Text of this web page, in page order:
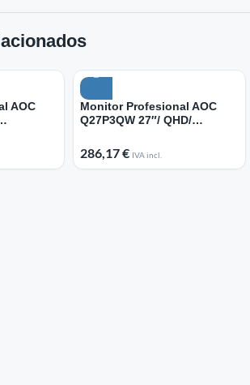
AOC
Monitor Profesional AOC
Q27P3QW 27″/ QHD/
Regulable en altura/ Negro
286,17€ IVA incl.